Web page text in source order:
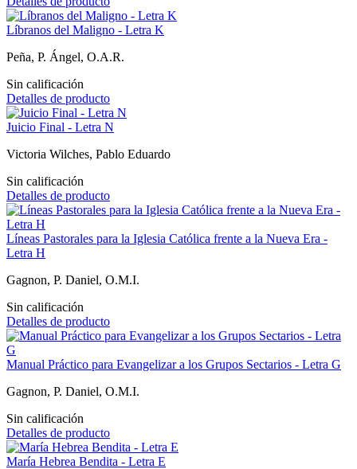
Líbranos del Maligno - Letra K
Peña, P. Ángel, O.A.R.
Sin calificación
Detalles de producto
Juicio Final - Letra N
Victoria Wilches, Pablo Eduardo
Sin calificación
Detalles de producto
Líneas Pastorales para la Iglesia Católica frente a la Nueva Era -
Letra H
Gagnon, P. Daniel, O.M.I.
Sin calificación
Detalles de producto
Manual Práctico para Evangelizar a los Grupos Sectarios - Letra G
Gagnon, P. Daniel, O.M.I.
Sin calificación
Detalles de producto
María Hebrea Bendita - Letra E